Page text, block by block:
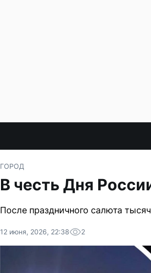
ГОРОД
В честь Дня
После праздничного салюта
12 июня, 2026, 22:38 2